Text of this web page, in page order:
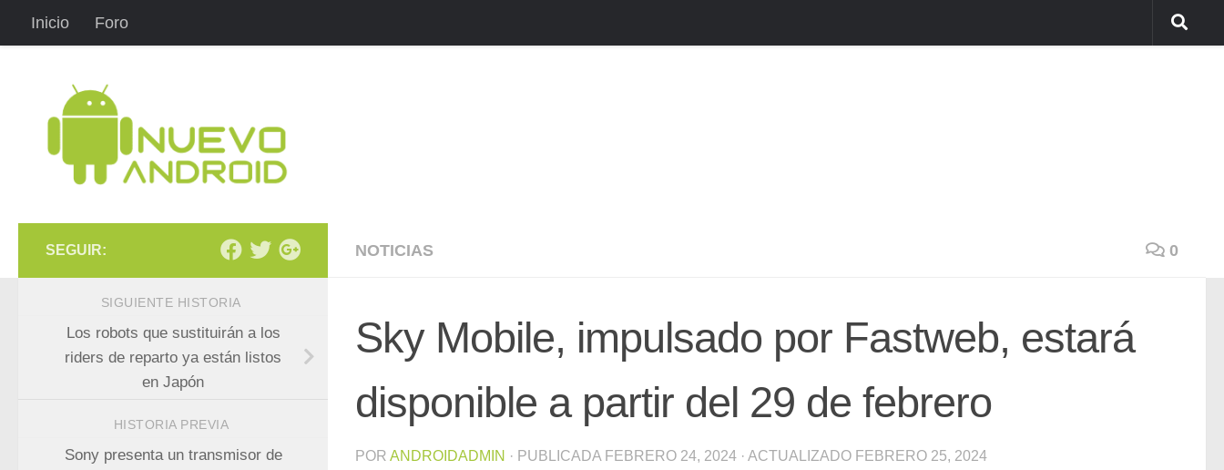
Saltar al contenido
Inicio Foro
NOTICIAS 0
Sky Mobile, impulsado por Fastweb, estará
disponible a partir del 29 de febrero
POR ANDROIDADMIN · PUBLICADA FEBRERO 24, 2024 · ACTUALIZADO FEBRERO 25, 2024
SEGUIR:
SIGUIENTE HISTORIA
Los robots que sustituirán a los
riders de reparto ya están listos
en Japón
HISTORIA PREVIA
Sony presenta un transmisor de